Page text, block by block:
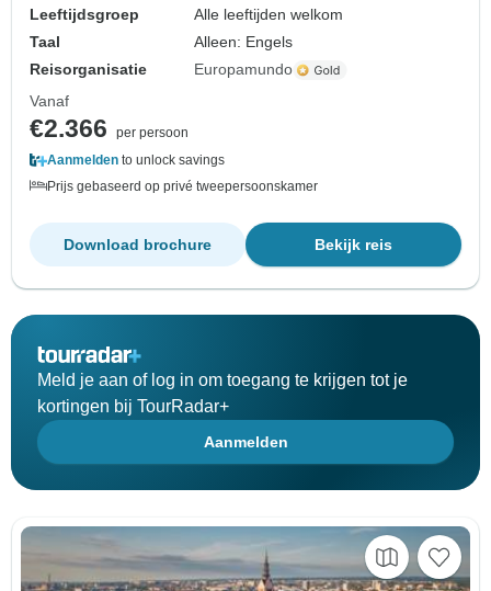
Leeftijdsgroep
Alle leeftijden welkom
Taal
Alleen: Engels
Reisorganisatie
Europamundo
Vanaf
€2.366
per persoon
Aanmelden to unlock savings
Prijs gebaseerd op privé tweepersoonskamer
Bekijk reis
Download brochure
Meld je aan of log in om toegang te krijgen tot je
kortingen bij TourRadar+
Aanmelden